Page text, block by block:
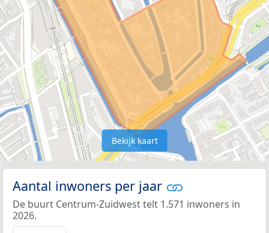
Bekijk kaart
Aantal inwoners per jaar
De buurt Centrum-Zuidwest telt 1.571 inwoners in
2026.